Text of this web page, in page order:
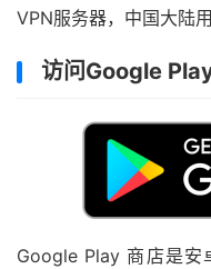
VPN服务器，中国大陆
访问Google
Google Play 商店是安